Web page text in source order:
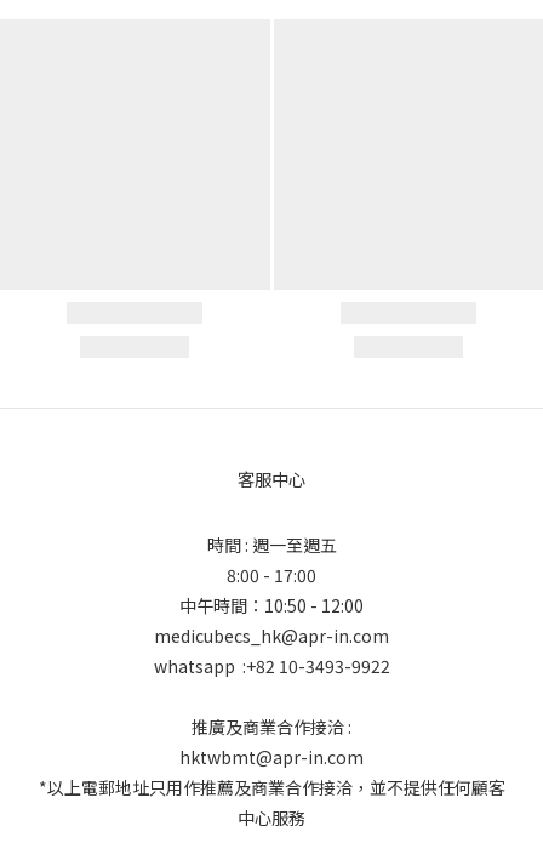
客服中心
時間 : 週一至週五
8:00 - 17:00
中午時間：10:50 - 12:00
medicubecs_hk@apr-in.com
whatsapp :+82 10-3493-9922
推廣及商業合作接洽 :
hktwbmt@apr-in.com
*以上電郵地址只用作推薦及商業合作接洽，並不提供任何顧客
中心服務